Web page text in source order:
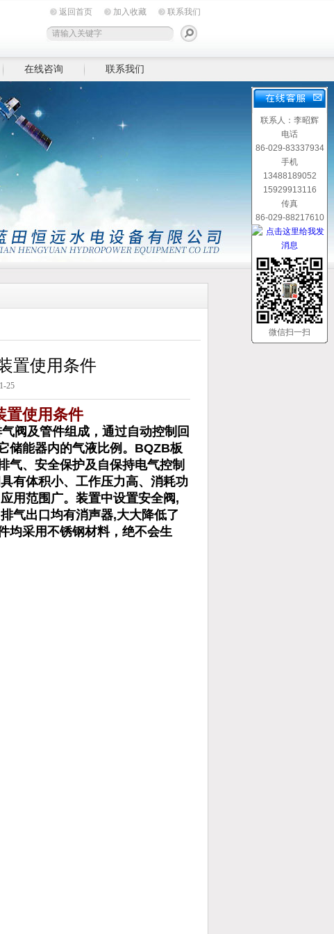
返回首页 加入收藏 联系我们
在线咨询 联系我们
置使用条件
25
置使用条件
阀及管件组成，通过自动控制回
储能器内的气液比例。BQZB板
气、安全保护及自保持电气控制
有体积小、工作压力高、消耗功
用范围广。装置中设置安全阀,
气出口均有消声器,大大降低了
均采用不锈钢材料，绝不会生
联系人：李昭辉
电话
86-029-83337934
手机
13488189052
15929913116
传真
86-029-88217610
微信扫一扫